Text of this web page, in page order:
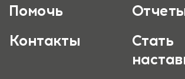
Помочь
Контакты
Стать